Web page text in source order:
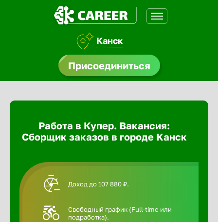
Канск
Присоединиться
Абакан
Азов
Работа в Купер. Вакансия:
Сборщик заказов в городе Канск
Доход до 107 880 ₽.
Свободный график (Full-time или
подработка).